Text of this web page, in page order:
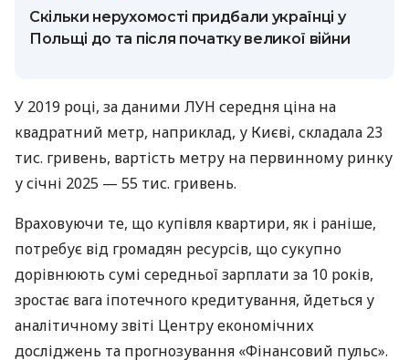
Скільки нерухомості придбали українці у
Польщі до та після початку великої війни
У 2019 році, за даними ЛУН середня ціна на
квадратний метр, наприклад, у Києві, складала 23
тис. гривень, вартість метру на первинному ринку
у січні 2025 — 55 тис. гривень.
Враховуючи те, що купівля квартири, як і раніше,
потребує від громадян ресурсів, що сукупно
дорівнюють сумі середньої зарплати за 10 років,
зростає вага іпотечного кредитування, йдеться у
аналітичному звіті Центру економічних
досліджень та прогнозування «Фінансовий пульс».